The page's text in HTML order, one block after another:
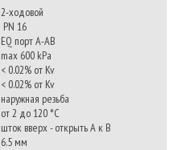
2-ходовой
PN 16
EQ порт A-AB
max 600 kPa
< 0.02% от Kv
< 0.02% от Kv
наружная резьба
от 2 до 120 °C
шток вверх - открыть A к B
6.5 мм